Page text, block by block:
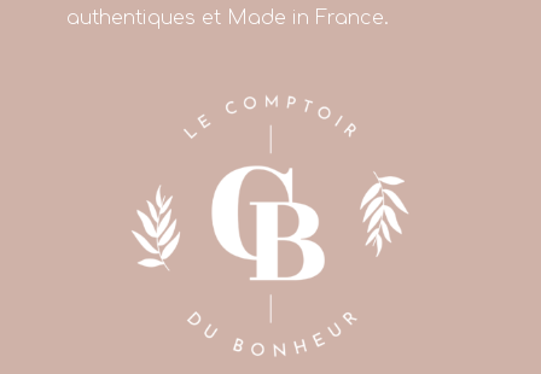
authentiques et Made in France.